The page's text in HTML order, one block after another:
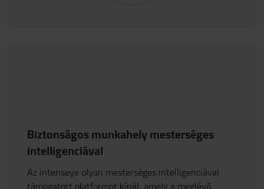
Biztonságos munkahely mesterséges
intelligenciával
Az intenseye olyan mesterséges intelligenciával
támogatott platformot kínál, amely a meglévő